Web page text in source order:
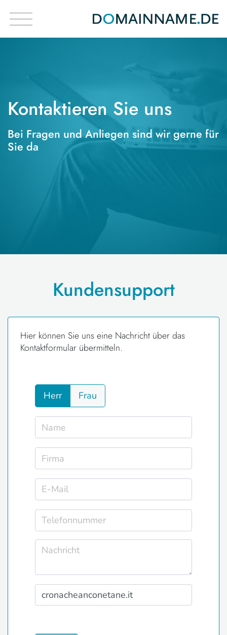
Kontaktieren Sie uns
Bei Fragen und Anliegen sind wir gerne für
Sie da
Kundensupport
Hier können Sie uns eine Nachricht über das
Kontaktformular übermitteln.
Herr Frau